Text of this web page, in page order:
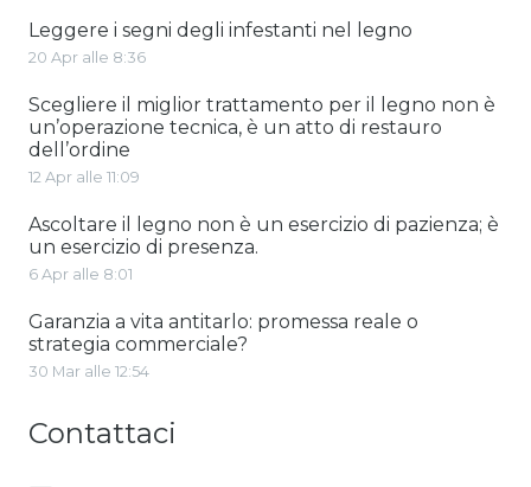
Leggere i segni degli infestanti nel legno
20 Apr alle 8:36
Scegliere il miglior trattamento per il legno non è
un’operazione tecnica, è un atto di restauro
dell’ordine
12 Apr alle 11:09
Ascoltare il legno non è un esercizio di pazienza; è
un esercizio di presenza.
6 Apr alle 8:01
Garanzia a vita antitarlo: promessa reale o
strategia commerciale?
30 Mar alle 12:54
Contattaci